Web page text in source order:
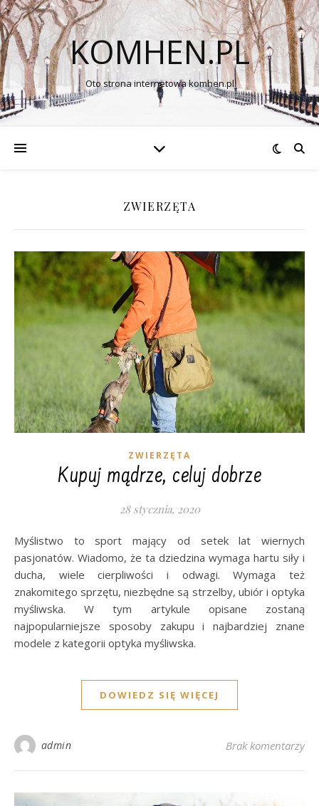
KOMHEN.PL
Oto strona internetowa komhen.pl
ZWIERZĘTA
ZWIERZĘTA
Kupuj mądrze, celuj dobrze
28 stycznia, 2020
Myślistwo to sport mający od setek lat wiernych
pasjonatów. Wiadomo, że ta dziedzina wymaga hartu siły i
ducha, wiele cierpliwości i odwagi. Wymaga też
znakomitego sprzętu, niezbędne są strzelby, ubiór i optyka
myśliwska. W tym artykule opisane zostaną
najpopularniejsze sposoby zakupu i najbardziej znane
modele z kategorii optyka myśliwska.
DOWIEDZ SIĘ WIĘCEJ
admin Brak komentarzy